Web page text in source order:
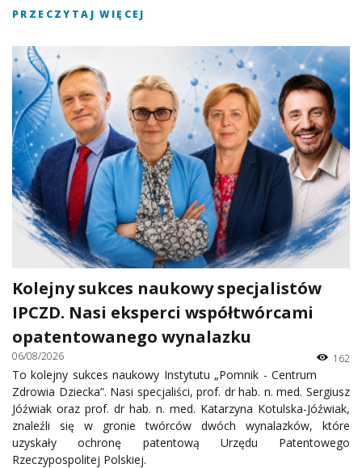
PRZECZYTAJ WIĘCEJ
Kolejny sukces naukowy specjalistów
IPCZD. Nasi eksperci współtwórcami
opatentowanego wynalazku
06/08/2026 162
To kolejny sukces naukowy Instytutu „Pomnik - Centrum
Zdrowia Dziecka”. Nasi specjaliści, prof. dr hab. n. med. Sergiusz
Jóźwiak oraz prof. dr hab. n. med. Katarzyna Kotulska-Jóźwiak,
znaleźli się w gronie twórców dwóch wynalazków, które
uzyskały ochronę patentową Urzędu Patentowego
Rzeczypospolitej Polskiej.